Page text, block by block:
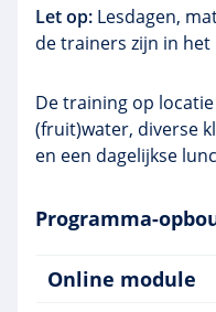
Let op: Lesdagen,
de trainers zijn in het
De training op
(fruit)water, diverse
en een dagelijkse
Programma-
Online module